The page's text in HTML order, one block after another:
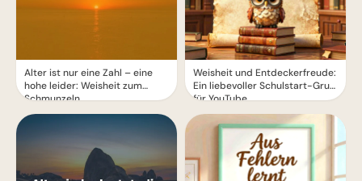
Alter ist nur eine Zahl – eine
hohe leider: Weisheit zum
Schmunzeln
Weisheit und Entdeckerfreude:
Ein liebevoller Schulstart-Gruß
für YouTube